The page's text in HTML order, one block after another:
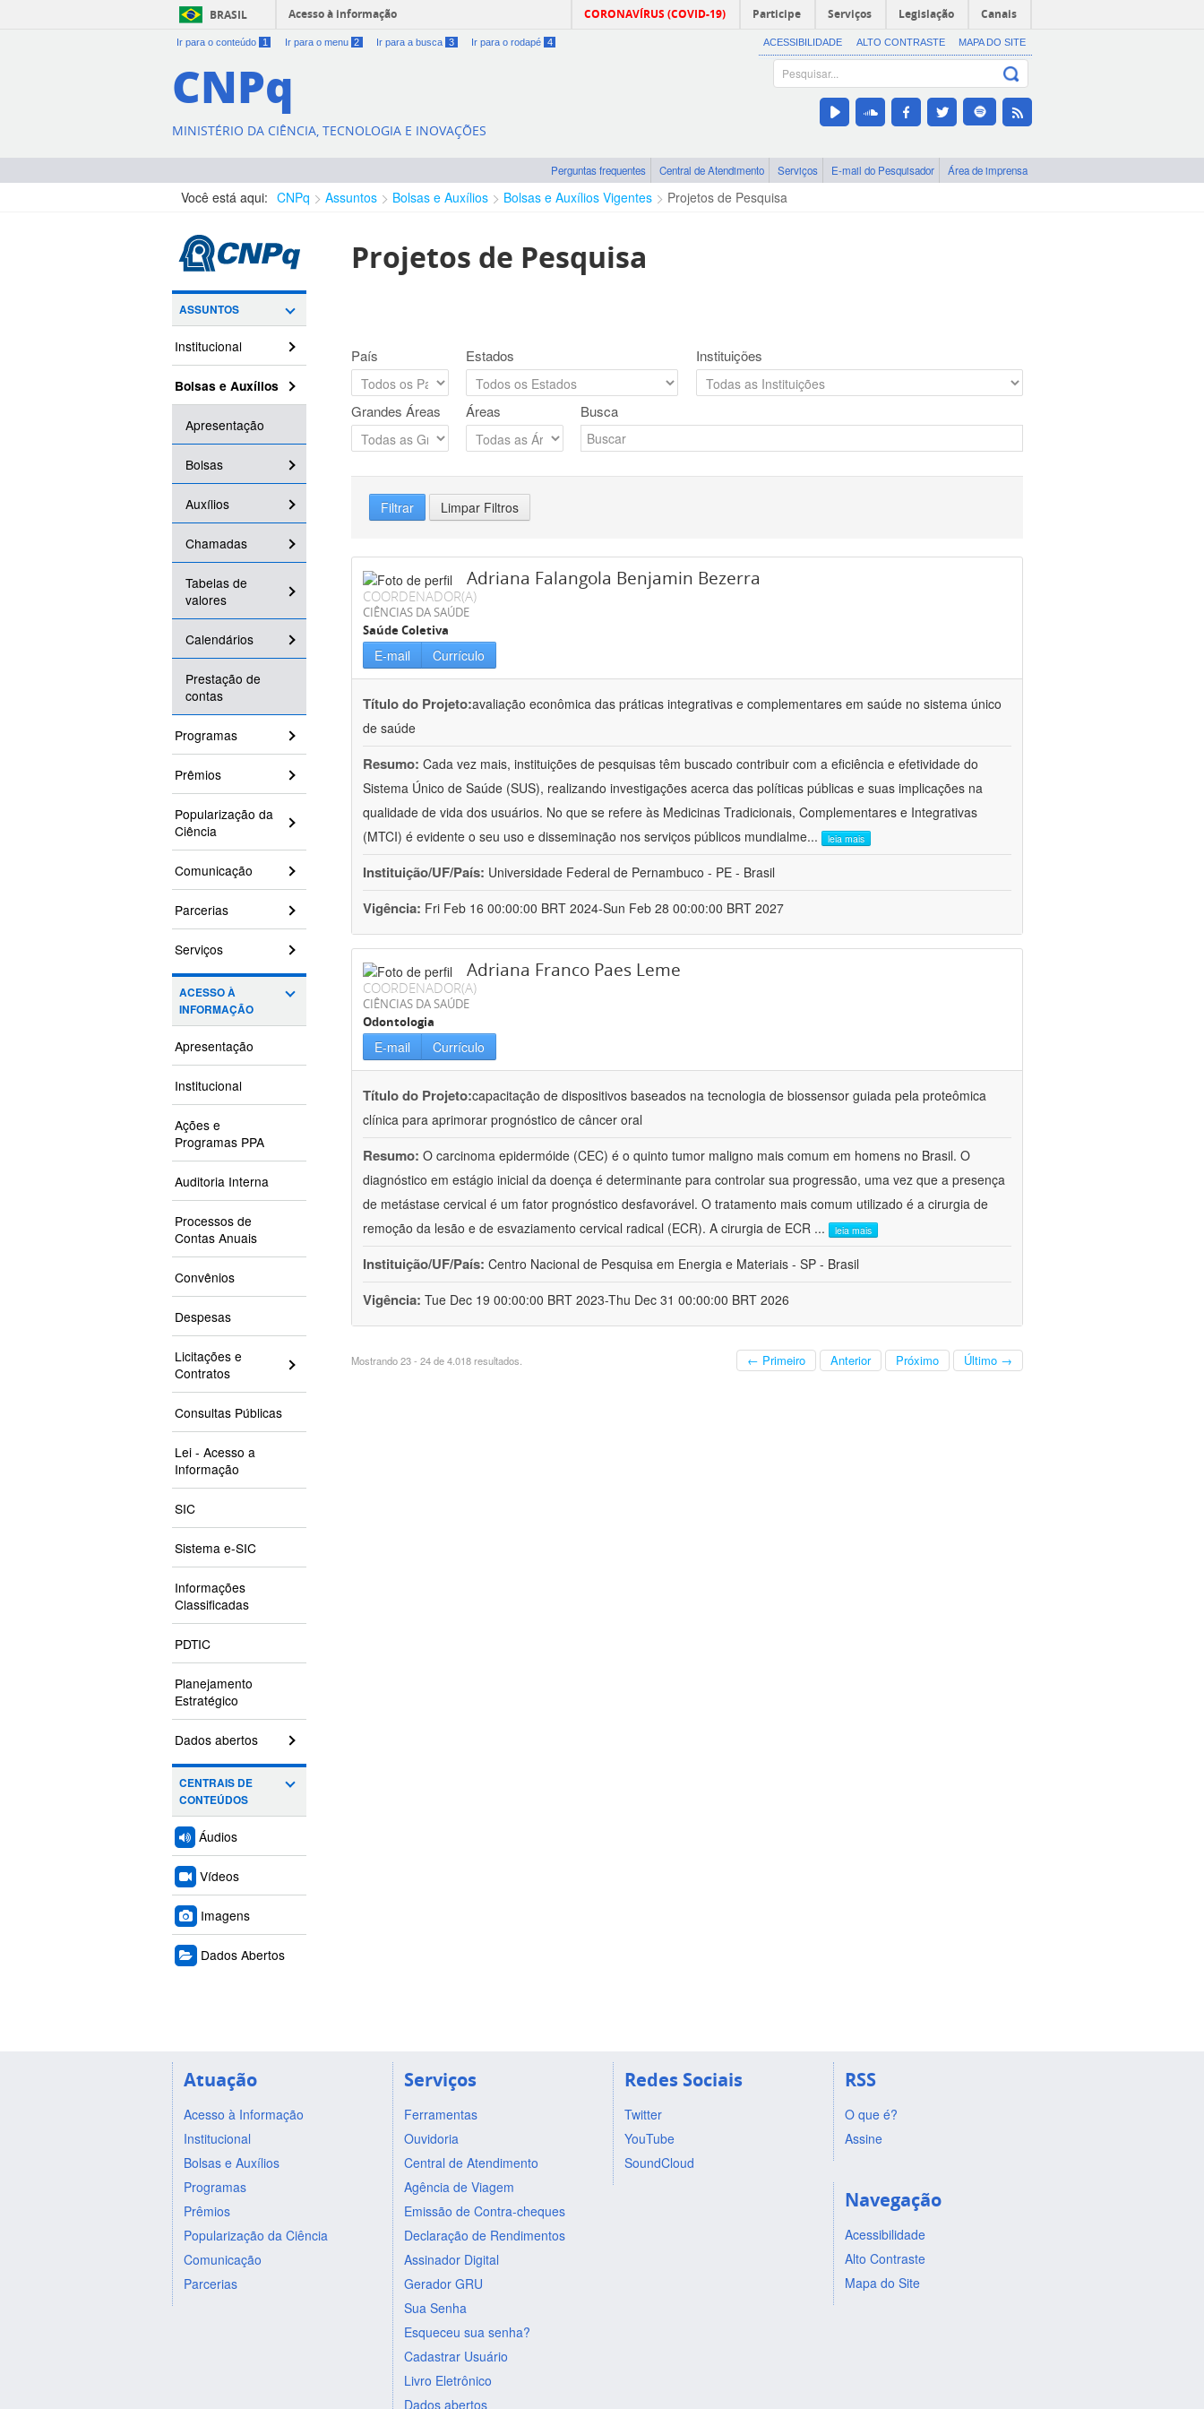
BRASIL Acesso à informação CORONAVÍRUS (COVID-19) Participe Serviços Legislação Canais
Ir para o conteúdo 1 Ir para o menu 2 Ir para a busca 3 Ir para o rodapé 4 ACESSIBILIDADE ALTO CONTRASTE MAPA DO SITE
CNPq
MINISTÉRIO DA CIÊNCIA, TECNOLOGIA E INOVAÇÕES
Perguntas frequentes Central de Atendimento Serviços E-mail do Pesquisador Área de imprensa
Você está aqui: CNPq Assuntos Bolsas e Auxílios Bolsas e Auxílios Vigentes Projetos de Pesquisa
ASSUNTOS
Institucional
Bolsas e Auxílios
Apresentação
Bolsas
Auxílios
Chamadas
Tabelas de
valores
Calendários
Prestação de
contas
Programas
Prêmios
Popularização da
Ciência
Comunicação
Parcerias
Serviços
ACESSO À
INFORMAÇÃO
Apresentação
Institucional
Ações e
Programas PPA
Auditoria Interna
Processos de
Contas Anuais
Convênios
Despesas
Licitações e
Contratos
Consultas Públicas
Lei - Acesso a
Informação
SIC
Sistema e-SIC
Informações
Classificadas
PDTIC
Planejamento
Estratégico
Dados abertos
CENTRAIS DE
CONTEÚDOS
Áudios
Vídeos
Imagens
Dados Abertos
Projetos de Pesquisa
País Estados Instituições
Grandes Áreas Áreas Busca
Filtrar Limpar Filtros
Adriana Falangola Benjamin Bezerra
COORDENADOR(A)
CIÊNCIAS DA SAÚDE
Saúde Coletiva
E-mail Currículo
Título do Projeto:avaliação econômica das práticas integrativas e complementares em saúde no sistema único
de saúde
Resumo: Cada vez mais, instituições de pesquisas têm buscado contribuir com a eficiência e efetividade do
Sistema Único de Saúde (SUS), realizando investigações acerca das políticas públicas e suas implicações na
qualidade de vida dos usuários. No que se refere às Medicinas Tradicionais, Complementares e Integrativas
(MTCI) é evidente o seu uso e disseminação nos serviços públicos mundialme... leia mais
Instituição/UF/País: Universidade Federal de Pernambuco - PE - Brasil
Vigência: Fri Feb 16 00:00:00 BRT 2024-Sun Feb 28 00:00:00 BRT 2027
Adriana Franco Paes Leme
COORDENADOR(A)
CIÊNCIAS DA SAÚDE
Odontologia
E-mail Currículo
Título do Projeto:capacitação de dispositivos baseados na tecnologia de biossensor guiada pela proteômica
clínica para aprimorar prognóstico de câncer oral
Resumo: O carcinoma epidermóide (CEC) é o quinto tumor maligno mais comum em homens no Brasil. O
diagnóstico em estágio inicial da doença é determinante para controlar sua progressão, uma vez que a presença
de metástase cervical é um fator prognóstico desfavorável. O tratamento mais comum utilizado é a cirurgia de
remoção da lesão e de esvaziamento cervical radical (ECR). A cirurgia de ECR ... leia mais
Instituição/UF/País: Centro Nacional de Pesquisa em Energia e Materiais - SP - Brasil
Vigência: Tue Dec 19 00:00:00 BRT 2023-Thu Dec 31 00:00:00 BRT 2026
Mostrando 23 - 24 de 4.018 resultados. ← Primeiro Anterior Próximo Último →
Atuação
Acesso à Informação
Institucional
Bolsas e Auxílios
Programas
Prêmios
Popularização da Ciência
Comunicação
Parcerias
Serviços
Ferramentas
Ouvidoria
Central de Atendimento
Agência de Viagem
Emissão de Contra-cheques
Declaração de Rendimentos
Assinador Digital
Gerador GRU
Sua Senha
Esqueceu sua senha?
Cadastrar Usuário
Livro Eletrônico
Dados abertos
Redes Sociais
Twitter
YouTube
SoundCloud
RSS
O que é?
Assine
Navegação
Acessibilidade
Alto Contraste
Mapa do Site